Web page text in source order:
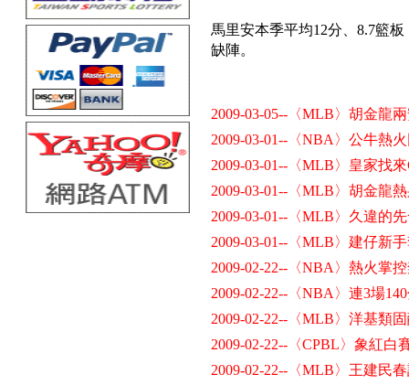
馬里安本季平均12分、8.7籃
缺陣。
2009-03-05--〈MLB〉胡金龍
2009-03-01--〈NBA〉公牛熱
2009-03-01--〈MLB〉皇家找
2009-03-01--〈MLB〉胡金龍
2009-03-01--〈MLB〉久違的
2009-03-01--〈MLB〉建仔新
2009-02-22--〈NBA〉熱火掌
2009-02-22--〈NBA〉連3場
2009-02-22--〈MLB〉洋基類
2009-02-22--〈CPBL〉象紅白
2009-02-22--〈MLB〉王建民